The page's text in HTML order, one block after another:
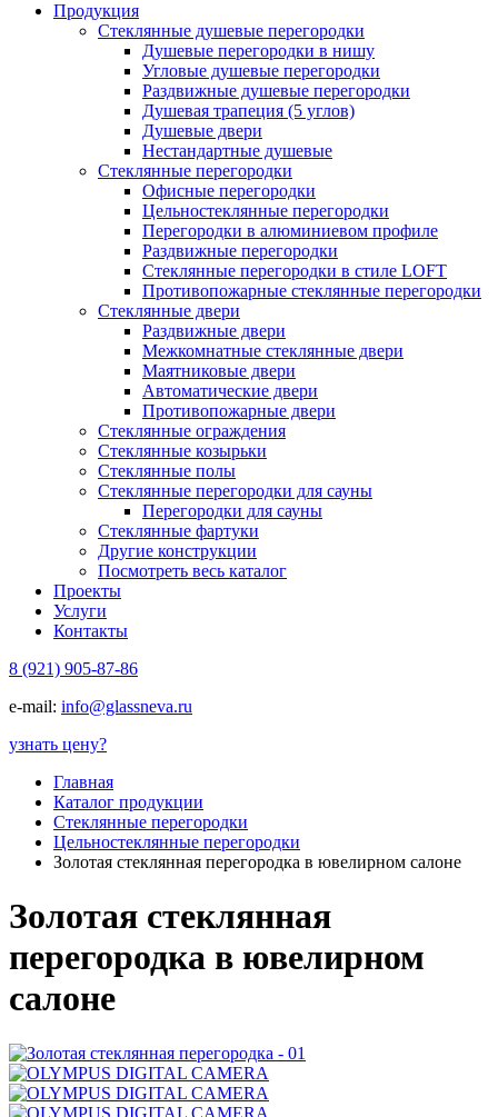
Продукция
Стеклянные душевые перегородки
Душевые перегородки в нишу
Угловые душевые перегородки
Раздвижные душевые перегородки
Душевая трапеция (5 углов)
Душевые двери
Нестандартные душевые
Стеклянные перегородки
Офисные перегородки
Цельностеклянные перегородки
Перегородки в алюминиевом профиле
Раздвижные перегородки
Стеклянные перегородки в стиле LOFT
Противопожарные стеклянные перегородки
Стеклянные двери
Раздвижные двери
Межкомнатные стеклянные двери
Маятниковые двери
Автоматические двери
Противопожарные двери
Стеклянные ограждения
Стеклянные козырьки
Стеклянные полы
Стеклянные перегородки для сауны
Перегородки для сауны
Стеклянные фартуки
Другие конструкции
Посмотреть весь каталог
Проекты
Услуги
Контакты
8 (921) 905-87-86
e-mail: info@glassneva.ru
узнать цену?
Главная
Каталог продукции
Стеклянные перегородки
Цельностеклянные перегородки
Золотая стеклянная перегородка в ювелирном салоне
Золотая стеклянная
перегородка в ювелирном
салоне